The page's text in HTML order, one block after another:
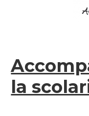
la